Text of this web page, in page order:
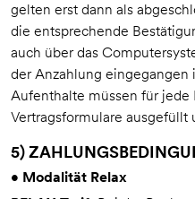
gelten erst dann als
die entsprechende
auch über das
der Anzahlung eingegangen
Aufenthalte müssen für jede
Vertragsformulare
5)
• Modalität Relax